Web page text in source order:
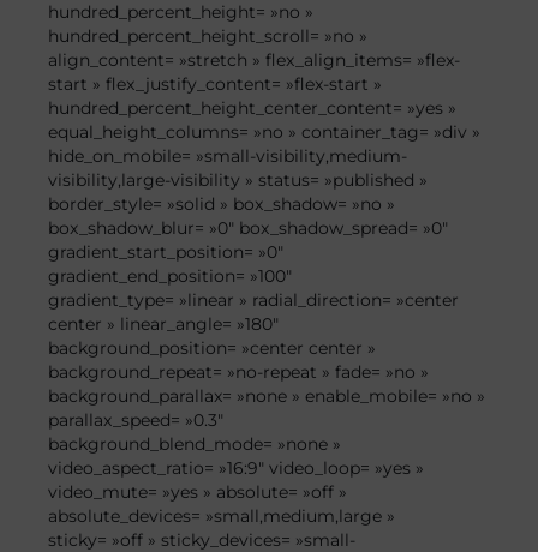
hundred_percent_height= »no »
hundred_percent_height_scroll= »no »
align_content= »stretch » flex_align_items= »flex-
start » flex_justify_content= »flex-start »
hundred_percent_height_center_content= »yes »
equal_height_columns= »no » container_tag= »div »
hide_on_mobile= »small-visibility,medium-
visibility,large-visibility » status= »published »
border_style= »solid » box_shadow= »no »
box_shadow_blur= »0″ box_shadow_spread= »0″
gradient_start_position= »0″
gradient_end_position= »100″
gradient_type= »linear » radial_direction= »center
center » linear_angle= »180″
background_position= »center center »
background_repeat= »no-repeat » fade= »no »
background_parallax= »none » enable_mobile= »no »
parallax_speed= »0.3″
background_blend_mode= »none »
video_aspect_ratio= »16:9″ video_loop= »yes »
video_mute= »yes » absolute= »off »
absolute_devices= »small,medium,large »
sticky= »off » sticky_devices= »small-